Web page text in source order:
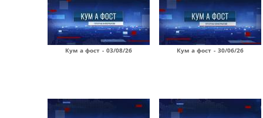
Кум а фост - 03/08/26 Кум а фост - 30/06/26